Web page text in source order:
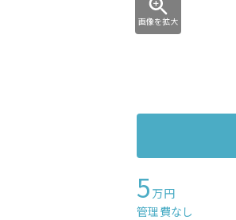
画像を拡大
5 万円
管理費なし